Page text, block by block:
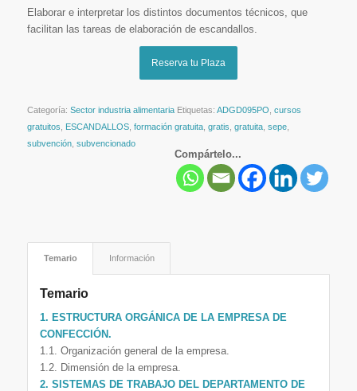
Elaborar e interpretar los distintos documentos técnicos, que
facilitan las tareas de elaboración de escandallos.
Reserva tu Plaza
Categoría: Sector industria alimentaria Etiquetas: ADGD095PO cursos
gratuitos
ESCANDALLOS, formación gratuita, gratis gratuita, sepe,
subvención, subvencionado
Compártelo...
Temario Información
Temario
1. ESTRUCTURA ORGÁNICA DE LA EMPRESA DE
CONFECCIÓN.
1.1. Organización general de la empresa.
1.2. Dimensión de la empresa.
2. SISTEMAS DE TRABAJO DEL DEPARTAMENTO DE